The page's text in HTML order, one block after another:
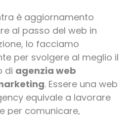
è aggiornamento
al passo del web in
lo facciamo
per svolgere al meglio il
di agenzia web
. Essere una web
equivale a lavorare
per comunicare,